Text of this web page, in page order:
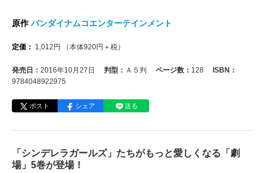
原作バンダイナムコエンターテインメント
定価： 1,012 円 （本体920円＋税）
発売日： 2016年10月27日 判型： Ａ５判 ページ数： 128
ISBN：
9784048922975
ポスト シェア 送る
「シンデレラガールズ」たちがもっと愛しくなる「劇
場」5巻が登場！